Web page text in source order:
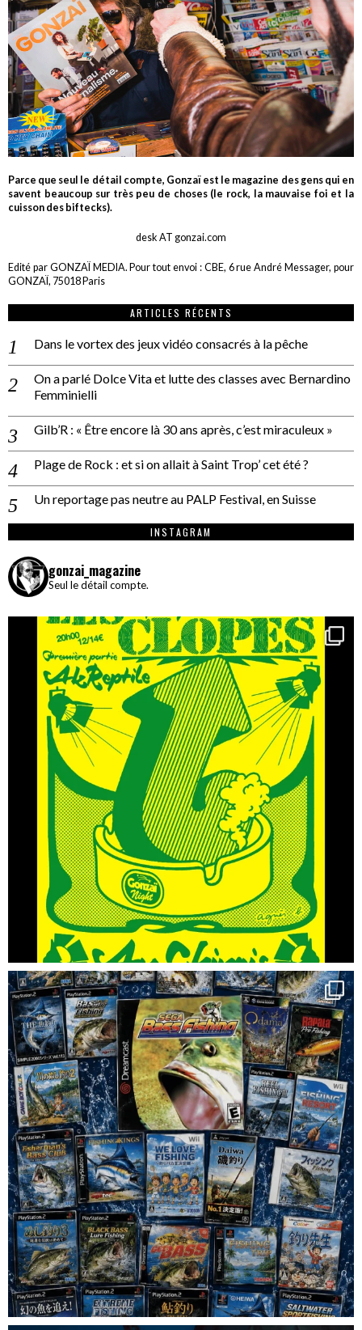
Parce que seul le détail compte, Gonzaï est le magazine des gens qui en
savent beaucoup sur très peu de choses (le rock, la mauvaise foi et la
cuisson des biftecks).
desk AT gonzai.com
Edité par GONZAÏ MEDIA. Pour tout envoi : CBE, 6 rue André Messager, pour
GONZAÏ, 75018 Paris
ARTICLES RÉCENTS
Dans le vortex des jeux vidéo consacrés à la pêche
On a parlé Dolce Vita et lutte des classes avec Bernardino
Femminielli
Gilb’R : « Être encore là 30 ans après, c’est miraculeux »
Plage de Rock : et si on allait à Saint Trop’ cet été ?
Un reportage pas neutre au PALP Festival, en Suisse
INSTAGRAM
gonzai_magazine
Seul le détail compte.